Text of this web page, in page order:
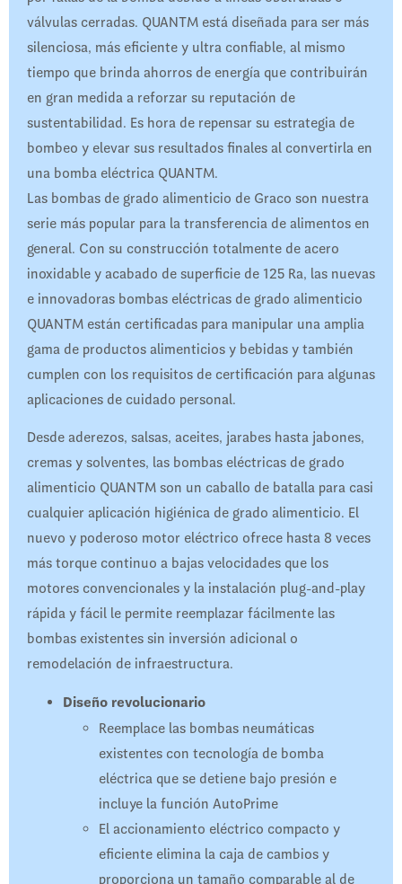
válvulas cerradas. QUANTM está diseñada para ser más
silenciosa, más eficiente y ultra confiable, al mismo
tiempo que brinda ahorros de energía que contribuirán
en gran medida a reforzar su reputación de
sustentabilidad. Es hora de repensar su estrategia de
bombeo y elevar sus resultados finales al convertirla en
una bomba eléctrica QUANTM.
Las bombas de grado alimenticio de Graco son nuestra
serie más popular para la transferencia de alimentos en
general. Con su construcción totalmente de acero
inoxidable y acabado de superficie de 125 Ra, las nuevas
e innovadoras bombas eléctricas de grado alimenticio
QUANTM están certificadas para manipular una amplia
gama de productos alimenticios y bebidas y también
cumplen con los requisitos de certificación para algunas
aplicaciones de cuidado personal.
Desde aderezos, salsas, aceites, jarabes hasta jabones,
cremas y solventes, las bombas eléctricas de grado
alimenticio QUANTM son un caballo de batalla para casi
cualquier aplicación higiénica de grado alimenticio. El
nuevo y poderoso motor eléctrico ofrece hasta 8 veces
más torque continuo a bajas velocidades que los
motores convencionales y la instalación plug-and-play
rápida y fácil le permite reemplazar fácilmente las
bombas existentes sin inversión adicional o
remodelación de infraestructura.
Diseño revolucionario
Reemplace las bombas neumáticas
existentes con tecnología de bomba
eléctrica que se detiene bajo presión e
incluye la función AutoPrime
El accionamiento eléctrico compacto y
eficiente elimina la caja de cambios y
proporciona un tamaño comparable al de